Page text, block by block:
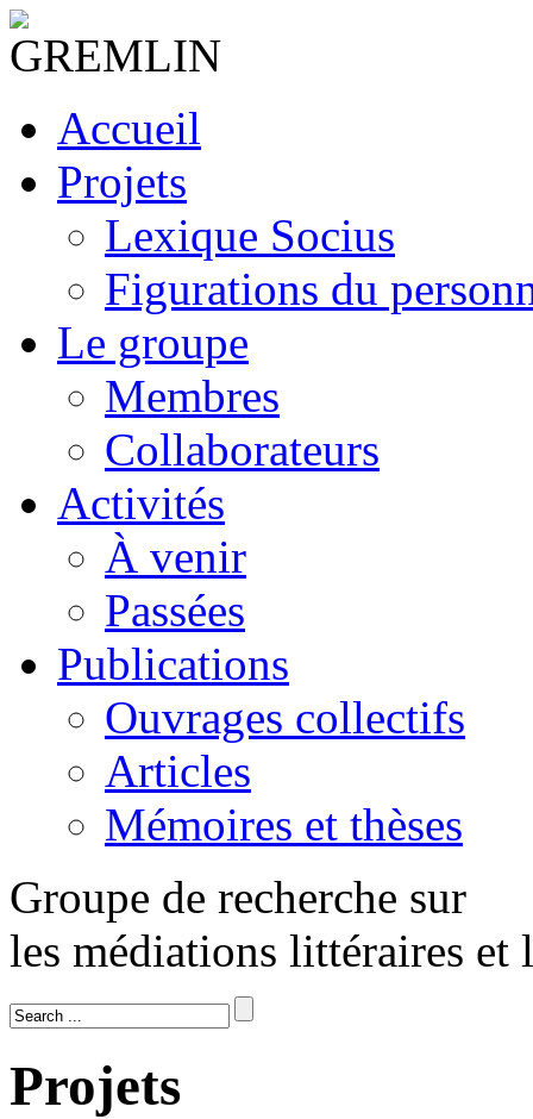
Accueil
Projets
Lexique Socius
Figurations du
Le groupe
Membres
Collaborateurs
Activités
À venir
Passées
Publications
Ouvrages collectifs
Articles
Mémoires et thèses
Groupe de recherche sur
les médiations littéraires et
Projets